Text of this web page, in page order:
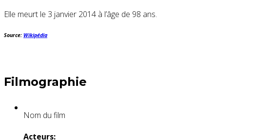
Elle meurt le 3 janvier 2014 à l’âge de 98 ans.
Source: Wikipédia
Filmographie
Nom du film
Acteurs: